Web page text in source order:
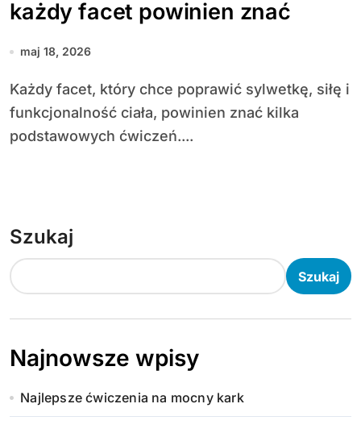
każdy facet powinien znać
maj 18, 2026
Każdy facet, który chce poprawić sylwetkę, siłę i
funkcjonalność ciała, powinien znać kilka
podstawowych ćwiczeń....
Szukaj
Szukaj
Najnowsze wpisy
Najlepsze ćwiczenia na mocny kark